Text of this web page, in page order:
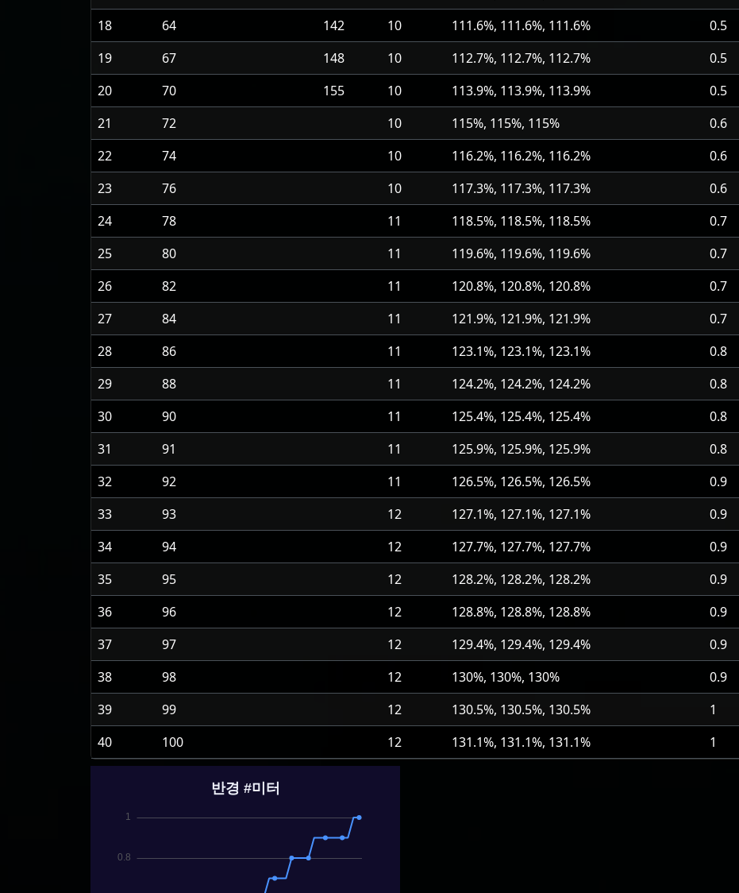
18
64 142 10 111.6%, 111.6%, 111.6% 0.5
19
67 148 10 112.7%, 112.7%, 112.7% 0.5
20
70 155 10 113.9%, 113.9%, 113.9%
0.5
21
72 10 115%, 115%, 115%
0.6
22
74 10 116.2%, 116.2%, 116.2%
0.6
23
76 10 117.3%, 117.3%, 117.3%
0.6
24
78 11 118.5%, 118.5%, 118.5%
0.7
25
80 11 119.6%, 119.6%, 119.6%
0.7
26
82 11 120.8%, 120.8%, 120.8%
0.7
27
84 11 121.9%, 121.9%, 121.9%
0.7
28
86 11 123.1%, 123.1%, 123.1%
0.8
29
88 11 124.2%, 124.2%, 124.2%
0.8
30
90 11 125.4%, 125.4%, 125.4%
0.8
31
91 11 125.9%, 125.9%, 125.9%
0.8
32
92 11 126.5%, 126.5%, 126.5%
0.9
33
93 12 127.1%, 127.1%, 127.1%
0.9
34
94 12 127.7%, 127.7%, 127.7%
0.9
35
95 12 128.2%, 128.2%, 128.2%
0.9
36
96 12 128.8%, 128.8%, 128.8%
0.9
37
97 12 129.4%, 129.4%, 129.4%
0.9
38
98 12 130%, 130%, 130%
0.9
39
99 12 130.5%, 130.5%, 130.5%
1
40
100 12 131.1%, 131.1%, 131.1% 1